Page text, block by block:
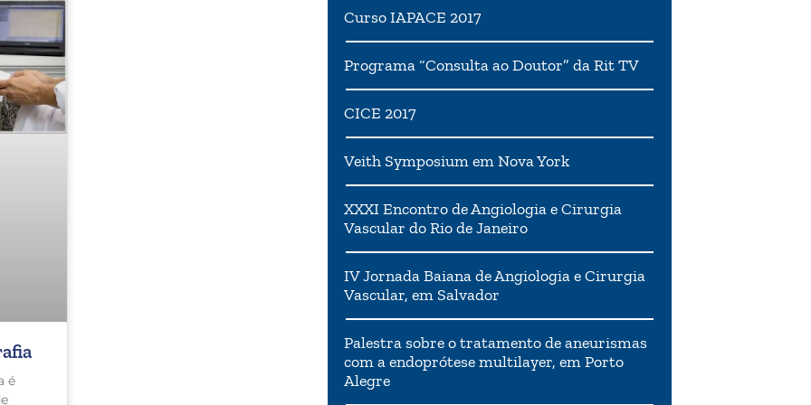
é
Curso IAPACE 2017
Programa “Consulta ao Doutor” da Rit TV
CICE 2017
Veith Symposium em Nova York
XXXI Encontro de Angiologia e Cirurgia
Vascular do Rio de Janeiro
IV Jornada Baiana de Angiologia e Cirurgia
Vascular, em Salvador
Palestra sobre o tratamento de aneurismas
com a endoprótese multilayer, em Porto
Alegre